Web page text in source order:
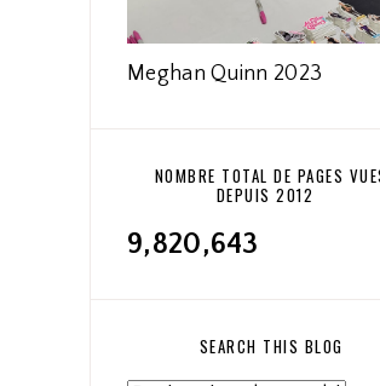
Meghan Quinn 2023
NOMBRE TOTAL DE PAGES
DEPUIS 2012
9,820,643
SEARCH THIS BLOG